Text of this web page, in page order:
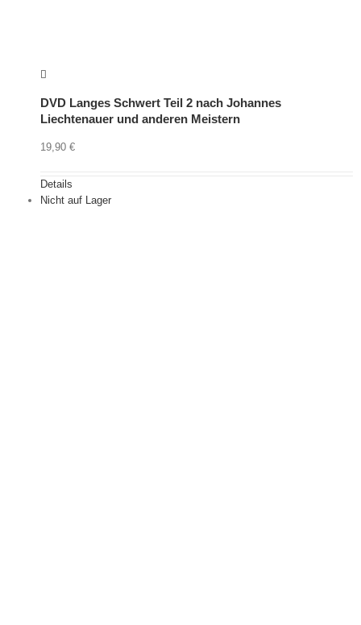
DVD Langes Schwert Teil 2 nach Johannes
Liechtenauer und anderen Meistern
19,90 €
Details
Nicht auf Lager